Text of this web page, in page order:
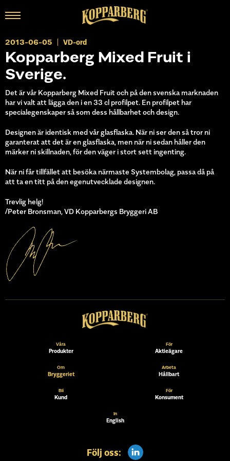
2013-06-05 VD-ord
Kopparberg Mixed Fruit i
Sverige.
Det är vår Kopparberg Mixed Fruit och på den svenska marknaden
har vi valt att lägga den i en 33 cl profilpet. En profilpet har
specialegenskaper så som dess hållbarhet och design.
Designen är identisk med vår glasflaska. När ni ser den så tror ni
garanterat att det är en glasflaska, men när ni sedan håller den
märker ni skillnaden, för den väger i stort sett ingenting.
När ni får tillfället att besöka närmaste Systembolag, passa då på
att ta en titt på den egenutvecklade designen.
Trevlig helg!
/Peter Bronsman, VD Kopparbergs Bryggeri AB
Våra
Produkter
För
Aktieägare
Om
Bryggeriet
Arbeta
Hållbart
Bli
Kund
För
Konsument
In
English
Följ oss: